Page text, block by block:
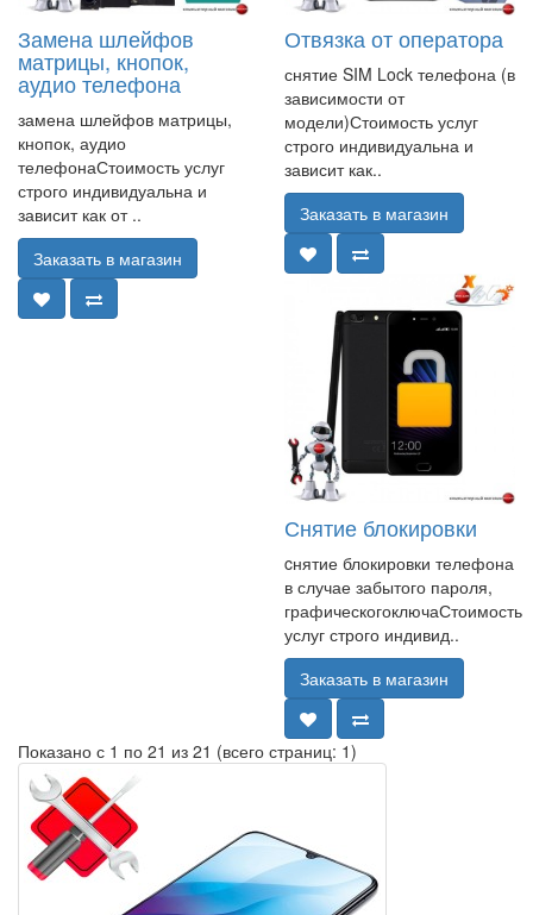
Замена шлейфов
матрицы, кнопок,
аудио телефона
замена шлейфов матрицы,
кнопок, аудио
телефонаСтоимость услуг
строго индивидуальна и
зависит как от ..
Заказать в магазин
Отвязка от оператора
снятие SIM Lock телефона (в
зависимости от
модели)Стоимость услуг
строго индивидуальна и
зависит как..
Заказать в магазин
Снятие блокировки
cнятие блокировки телефона
в случае забытого пароля,
графическогоключаСтоимость
услуг строго индивид..
Заказать в магазин
Показано с 1 по 21 из 21 (всего страниц: 1)